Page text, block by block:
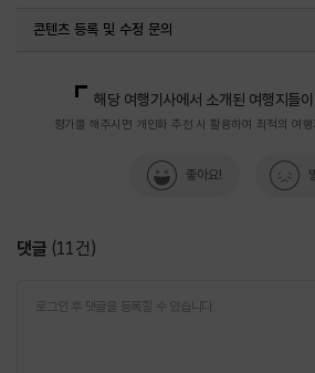
콘텐츠 등록 및 수정 문의
해당 여행기사에서 소개된 여행지들
평가를 해주시면 개인화 추천 시 활용하여 최적의 여
좋아요!
댓글 (11건)